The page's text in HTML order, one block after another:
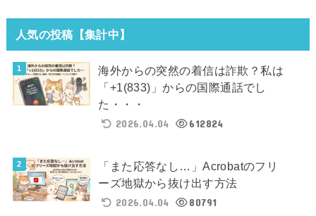
人気の投稿【集計中】
海外からの突然の着信は詐欺？私は
「+1(833)」からの国際通話でし
た・・・
2026.04.04
612824
「また応答なし…」Acrobatのフリ
ーズ地獄から抜け出す方法
2026.04.04
80791